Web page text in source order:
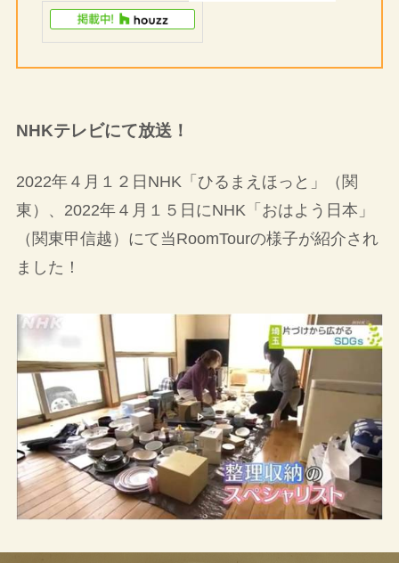
NHKテレビにて放送！
2022年４月１２日NHK「ひるまえほっと」（関
東）、2022年４月１５日にNHK「おはよう日本」
（関東甲信越）にて当RoomTourの様子が紹介され
ました！